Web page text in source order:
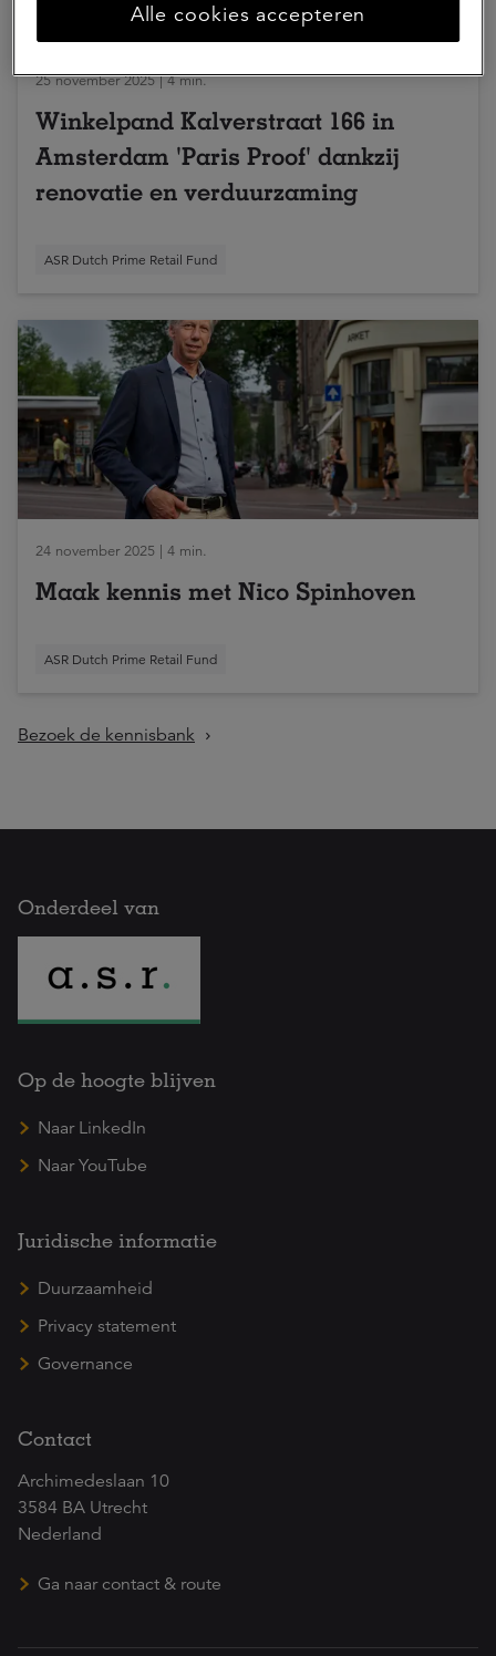
25 november 2025 | 4 min.
Winkelpand Kalverstraat 166 in
Amsterdam 'Paris Proof' dankzij
renovatie en verduurzaming
ASR Dutch Prime Retail Fund
24 november 2025 | 4 min.
Maak kennis met Nico Spinhoven
ASR Dutch Prime Retail Fund
Bezoek de kennisbank
Onderdeel van
Op de hoogte blijven
Naar LinkedIn
Naar YouTube
Juridische informatie
Duurzaamheid
Privacy statement
Governance
Contact
Archimedeslaan 10
3584 BA Utrecht
Nederland
Ga naar contact & route
Alle cookies accepteren